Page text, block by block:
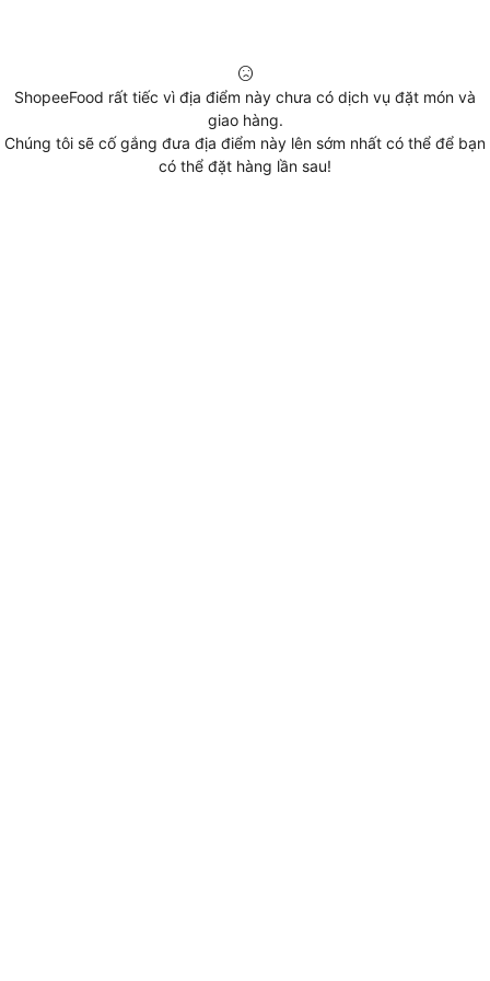
ShopeeFood rất tiếc vì địa điểm này chưa có dịch vụ đặt món và
giao hàng.
Chúng tôi sẽ cố gắng đưa địa điểm này lên sớm nhất có thể để bạn
có thể đặt hàng lần sau!